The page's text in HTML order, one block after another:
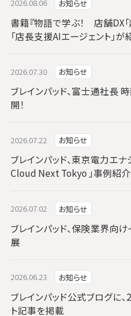
2026.08.06 お知らせ
書籍『物語で学ぶ！ 店舗DX「
「店長支援AIエージェント」
2026.07.30 お知らせ
ブレインパッド、富士通社長
開！
2026.07.22 お知らせ
ブレインパッド、東京電力エ
Cloud Next Tokyo 」事例紹
2026.07.02 お知らせ
ブレインパッド、保険業界向
展
2026.06.23 お知らせ
ブレインパッド公式ブログに
ト記事を掲載